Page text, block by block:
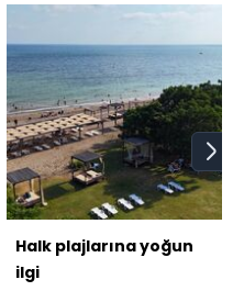
Halk plajlarına yoğun
ilgi